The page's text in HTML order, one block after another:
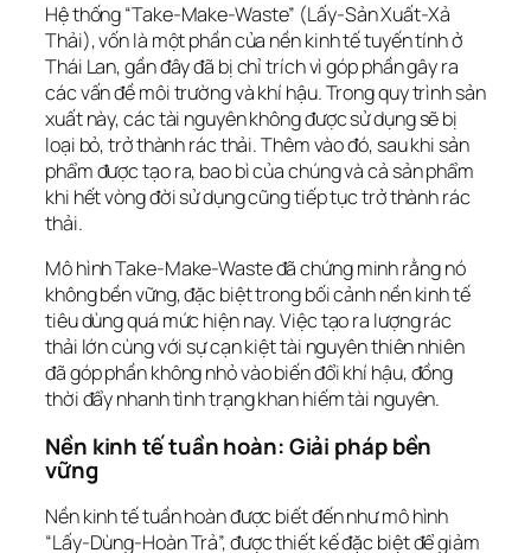
Hệ thống “Take-Make-Waste” (Lấy-Sản Xuất-Xả
Thải), vốn là một phần của nền kinh tế tuyến tính ở
Thái Lan, gần đây đã bị chỉ trích vì góp phần gây ra
các vấn đề môi trường và khí hậu. Trong quy trình sản
xuất này, các tài nguyên không được sử dụng sẽ bị
loại bỏ, trở thành rác thải. Thêm vào đó, sau khi sản
phẩm được tạo ra, bao bì của chúng và cả sản phẩm
khi hết vòng đời sử dụng cũng tiếp tục trở thành rác
thải.
Mô hình Take-Make-Waste đã chứng minh rằng nó
không bền vững, đặc biệt trong bối cảnh nền kinh tế
tiêu dùng quá mức hiện nay. Việc tạo ra lượng rác
thải lớn cùng với sự cạn kiệt tài nguyên thiên nhiên
đã góp phần không nhỏ vào biến đổi khí hậu, đồng
thời đẩy nhanh tình trạng khan hiếm tài nguyên.
Nền kinh tế tuần hoàn: Giải pháp bền
vững
Nền kinh tế tuần hoàn được biết đến như mô hình
“Lấy-Dùng-Hoàn Trả”, được thiết kế đặc biệt để giảm